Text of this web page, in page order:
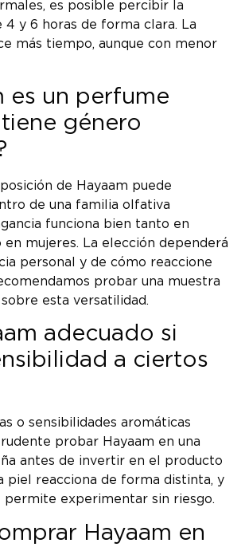
es posible percibir la
4 y 6 horas de forma clara. La
más tiempo, aunque con menor
es un perfume
género
de Hayaam puede
de una familia olfativa
funciona bien tanto en
en mujeres. La elección dependerá
personal y de cómo reaccione
probar una muestra
esta versatilidad.
adecuado si
a ciertos
o sensibilidades aromáticas
probar Hayaam en una
antes de invertir en el producto
piel reacciona de forma distinta, y
permite experimentar sin riesgo.
Hayaam en